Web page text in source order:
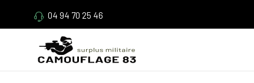
04 94 70 25 46